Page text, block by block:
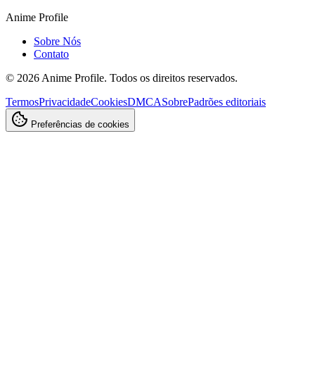
Anime Profile
Sobre Nós
Contato
© 2026 Anime Profile. Todos os direitos reservados.
TermosPrivacidadeCookiesDMCASobrePadrões editoriais
Preferências de cookies